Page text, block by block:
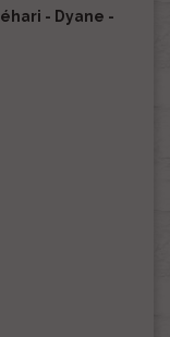
- Dyane -